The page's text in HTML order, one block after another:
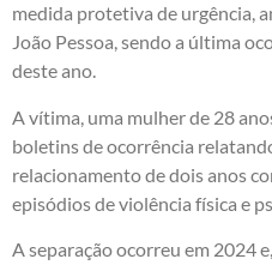
medida protetiva de urgência,
João Pessoa, sendo a última
deste ano.
A vítima, uma mulher de 28
boletins de ocorrência
relacionamento de dois anos
episódios de violência física e
A separação ocorreu em 2024